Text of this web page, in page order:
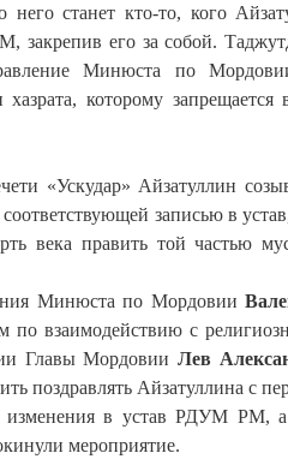
него станет кто-то, кого
закрепив его за собой.
Минюста по
которому запрещается
«Ускудар» Айзатуллин
записью в
века править той частью
Минюста по Мордовии
по взаимодействию с
Главы Мордовии Лев
поздравлять Айзатуллина с
изменения в устав РДУМ РМ,
мероприятие.